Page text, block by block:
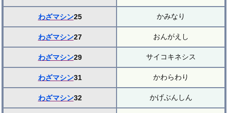
わざマシン25 かみなり
わざマシン27 おんがえし
わざマシン29 サイコキネシス
わざマシン31 かわらわり
わざマシン32 かげぶんしん